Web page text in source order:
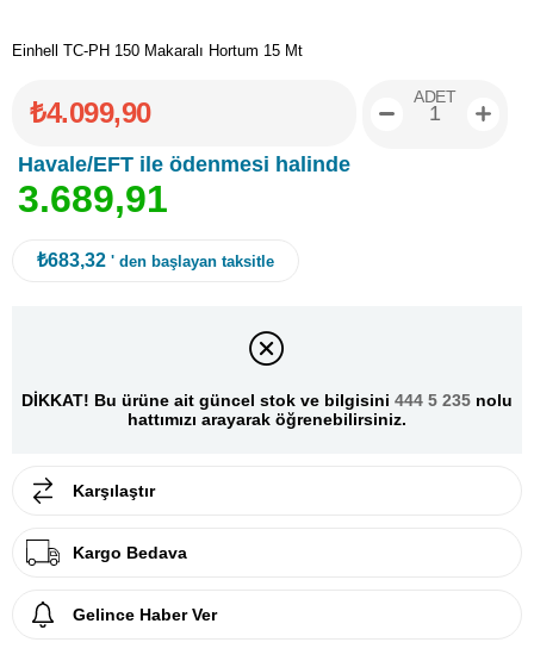
Einhell TC-PH 150 Makaralı Hortum 15 Mt
₺4.099,90
Havale/EFT ile ödenmesi halinde
3.689,91
ADET
₺683,32 ' den başlayan taksitle
DİKKAT! Bu ürüne ait güncel stok ve bilgisini 444 5 235 nolu
hattımızı arayarak öğrenebilirsiniz.
Karşılaştır
Kargo Bedava
Gelince Haber Ver